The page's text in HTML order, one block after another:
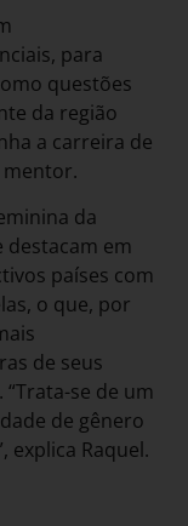
para
questões
da região
a carreira de
mentor.
da
destacam em
países com
o que, por
de seus
se de um
de gênero
explica Raquel.